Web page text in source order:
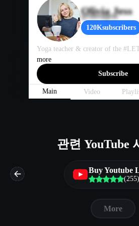
Olivia Jess
@oliviajess
120Ksubscribers
Yoga teacher & creator of the
more
Subscribe
Main Video
관련 YouTube
Buy Youtube
(255)
More